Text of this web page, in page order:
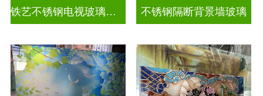
铁艺不锈钢电视玻璃背景墙 不锈钢隔断背景墙玻璃